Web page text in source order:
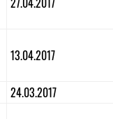
13.04.2017
24.03.2017